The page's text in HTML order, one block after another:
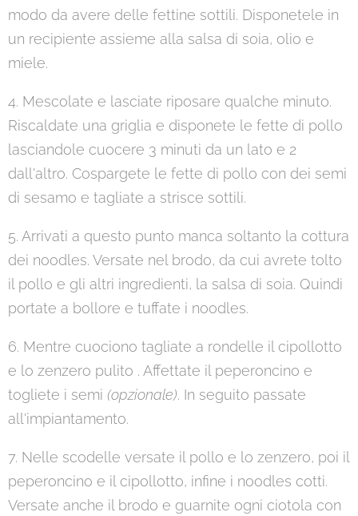
modo da avere delle fettine sottili. Disponetele in
un recipiente assieme alla salsa di soia, olio e
miele.
4. Mescolate e lasciate riposare qualche minuto.
Riscaldate una griglia e disponete le fette di pollo
lasciandole cuocere 3 minuti da un lato e 2
dall'altro. Cospargete le fette di pollo con dei semi
di sesamo e tagliate a strisce sottili.
5. Arrivati a questo punto manca soltanto la cottura
dei noodles. Versate nel brodo, da cui avrete tolto
il pollo e gli altri ingredienti, la salsa di soia. Quindi
portate a bollore e tuffate i noodles.
6. Mentre cuociono tagliate a rondelle il cipollotto
e lo zenzero pulito . Affettate il peperoncino e
togliete i semi (opzionale). In seguito passate
all'impiantamento.
7. Nelle scodelle versate il pollo e lo zenzero, poi il
peperoncino e il cipollotto, infine i noodles cotti.
Versate anche il brodo e guarnite ogni ciotola con